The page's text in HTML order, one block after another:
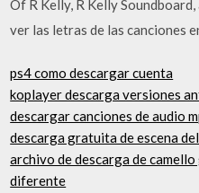
Of R Kelly, R Kelly
ver las letras de las canciones
ps4 como descargar cuenta
koplayer descarga versiones
descargar canciones de audio
descarga gratuita de escena
archivo de descarga de
diferente